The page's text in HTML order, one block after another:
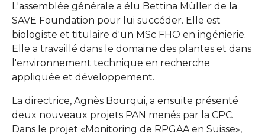
L'assemblée générale a élu Bettina Müller de la
SAVE Foundation pour lui succéder. Elle est
biologiste et titulaire d'un MSc FHO en ingénierie.
Elle a travaillé dans le domaine des plantes et dans
l'environnement technique en recherche
appliquée et développement.
La directrice, Agnès Bourqui, a ensuite présenté
deux nouveaux projets PAN menés par la CPC.
Dans le projet «Monitoring de RPGAA en Suisse»,